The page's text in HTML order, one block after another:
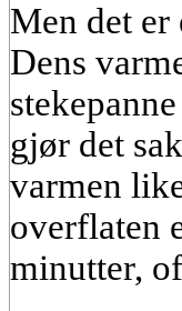
Men det
Dens
gjør det
varmen
overflaten
minutter,